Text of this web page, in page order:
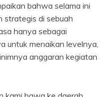
bahwa selama ini
strategis di sebuah
hanya sebagai
untuk menaikan levelnya,
anggaran kegiatan